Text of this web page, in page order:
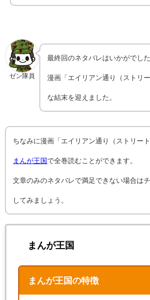
ゼン隊員
最終回のネタバレはいかがでし
漫画「エイリアン通り（ストリ
な結末を迎えました。
ちなみに漫画「エイリアン通り（ストリー
まんが王国で全巻読むことができます。
文章のみのネタバレで満足できない場合は
してみましょう。
まんが王国
まんが王国の特徴